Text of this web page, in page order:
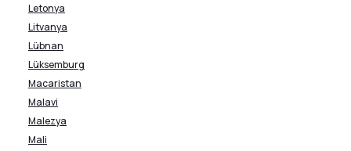
Letonya
Litvanya
Lübnan
Lüksemburg
Macaristan
Malavi
Malezya
Mali